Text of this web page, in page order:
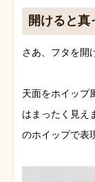
開けると
さあ、フタを開
天面をホイップ
はまったく見え
のホイップで表